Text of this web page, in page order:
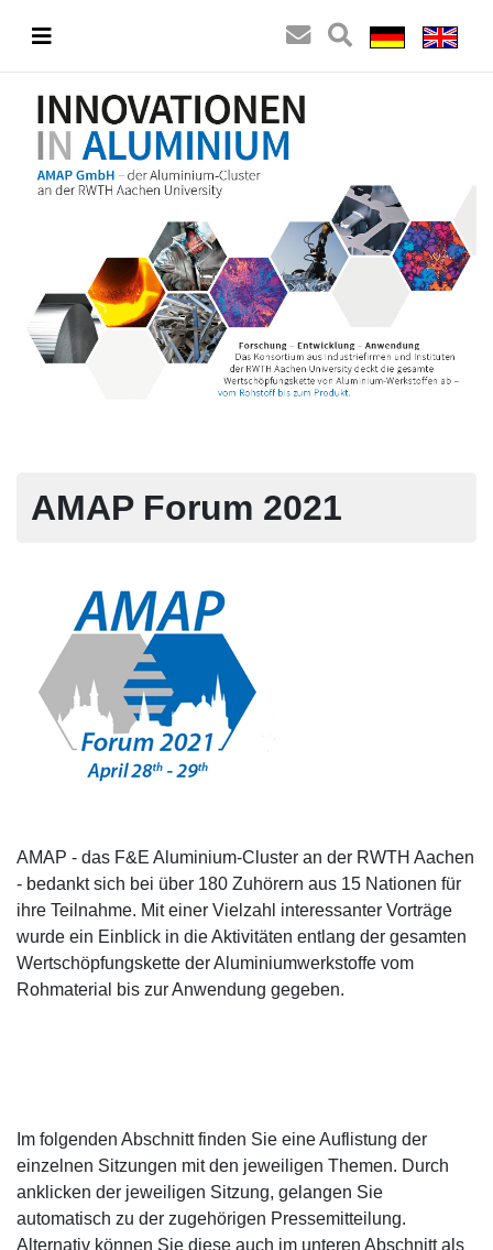
AMAP Forum 2021
AMAP - das F&E Aluminium-Cluster an der RWTH Aachen
- bedankt sich bei über 180 Zuhörern aus 15 Nationen für
ihre Teilnahme. Mit einer Vielzahl interessanter Vorträge
wurde ein Einblick in die Aktivitäten entlang der gesamten
Wertschöpfungskette der Aluminiumwerkstoffe vom
Rohmaterial bis zur Anwendung gegeben.
Im folgenden Abschnitt finden Sie eine Auflistung der
einzelnen Sitzungen mit den jeweiligen Themen. Durch
anklicken der jeweiligen Sitzung, gelangen Sie
automatisch zu der zugehörigen Pressemitteilung.
Alternativ können Sie diese auch im unteren Abschnitt als